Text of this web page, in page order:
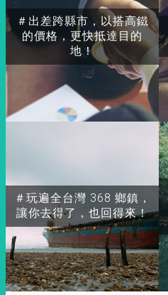
＃出差跨縣市，以搭高鐵
的價格，更快抵達目的
地！
＃玩遍全台灣 368 鄉鎮，
讓你去得了，也回得來！